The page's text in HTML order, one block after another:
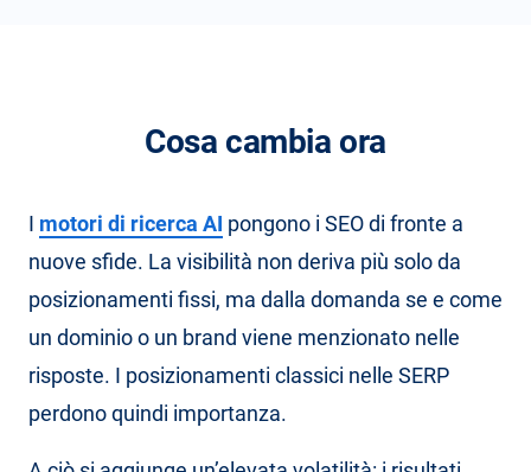
Cosa cambia ora
I motori di ricerca AI pongono i SEO di fronte a
nuove sfide. La visibilità non deriva più solo da
posizionamenti fissi, ma dalla domanda se e come
un dominio o un brand viene menzionato nelle
risposte. I posizionamenti classici nelle SERP
perdono quindi importanza.